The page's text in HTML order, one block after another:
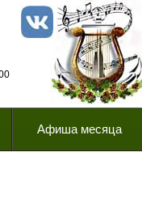
Афиша месяца